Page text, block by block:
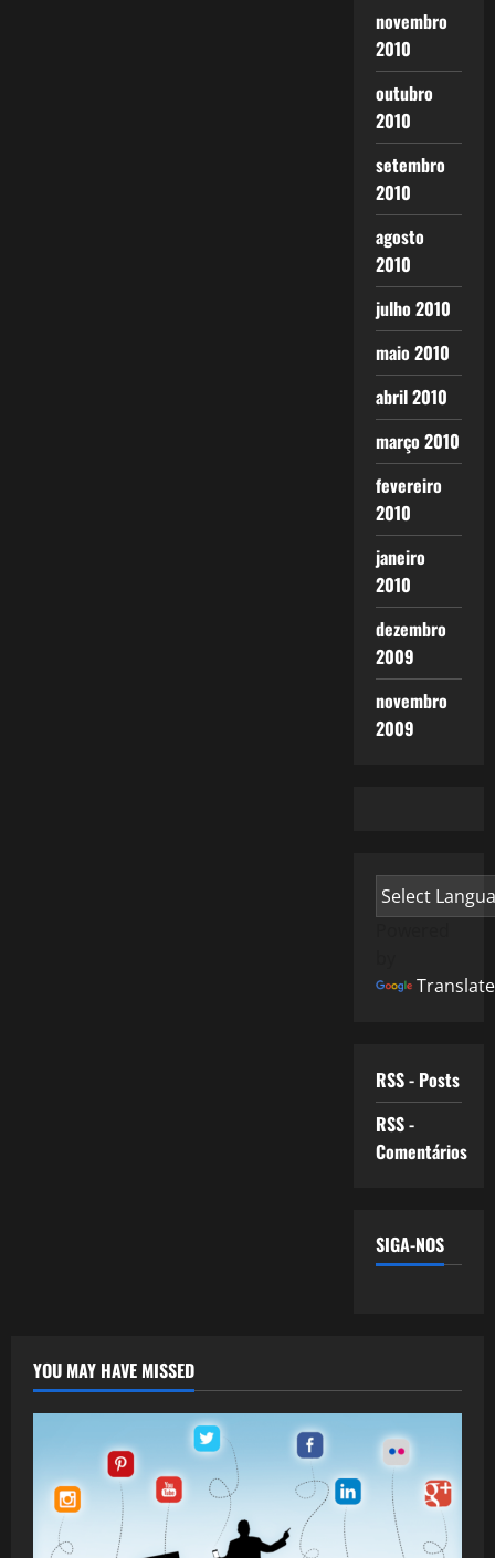
novembro
2010
outubro
2010
setembro
2010
agosto
2010
julho 2010
maio 2010
abril 2010
março 2010
fevereiro
2010
janeiro
2010
dezembro
2009
novembro
2009
Translate
RSS - Posts
RSS -
Comentários
SIGA-NOS
YOU MAY HAVE MISSED